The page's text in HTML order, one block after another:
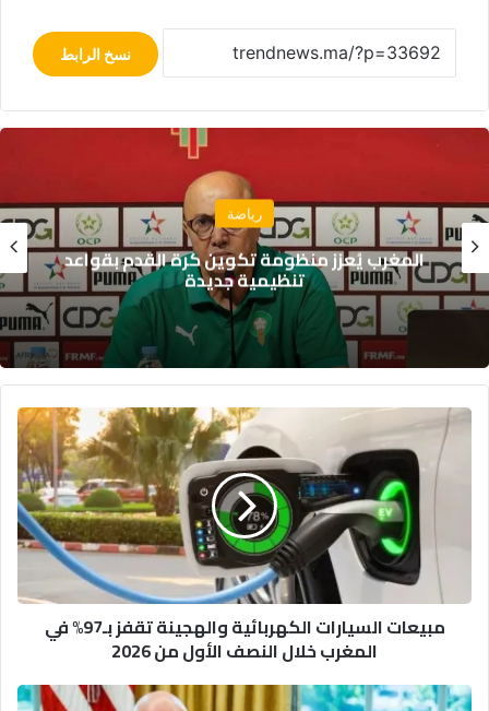
نسخ الرابط
اقتصاد
أسعار الغذاء العالمية تسجل أعلى مستوى منذ
أكثر من ثلاث سنوات
س
ا
مبيعات السيارات الكهربائية والهجينة تقفز بـ97% في
المغرب خلال النصف الأول من 2026
إ